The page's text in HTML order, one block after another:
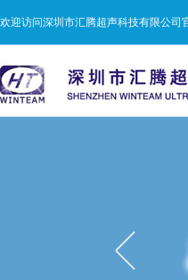
欢迎访问深圳市汇腾超声科技有限公司